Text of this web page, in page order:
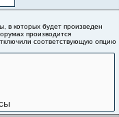
которых будет произведен
производится
соответствующую опцию